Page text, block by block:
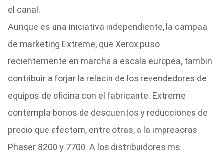
el canal.
Aunque es una iniciativa independiente, la campaa
de marketing Extreme, que Xerox puso
recientemente en marcha a escala europea, tambin
contribuir a forjar la relacin de los revendedores de
equipos de oficina con el fabricante. Extreme
contempla bonos de descuentos y reducciones de
precio que afectarn, entre otras, a la impresoras
Phaser 8200 y 7700. A los distribuidores ms